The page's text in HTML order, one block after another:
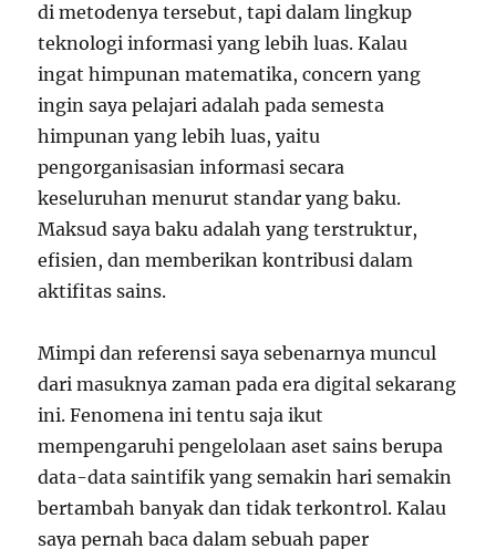
di metodenya tersebut, tapi dalam lingkup
teknologi informasi yang lebih luas. Kalau
ingat himpunan matematika, concern yang
ingin saya pelajari adalah pada semesta
himpunan yang lebih luas, yaitu
pengorganisasian informasi secara
keseluruhan menurut standar yang baku.
Maksud saya baku adalah yang terstruktur,
efisien, dan memberikan kontribusi dalam
aktifitas sains.
Mimpi dan referensi saya sebenarnya muncul
dari masuknya zaman pada era digital sekarang
ini. Fenomena ini tentu saja ikut
mempengaruhi pengelolaan aset sains berupa
data-data saintifik yang semakin hari semakin
bertambah banyak dan tidak terkontrol. Kalau
saya pernah baca dalam sebuah paper